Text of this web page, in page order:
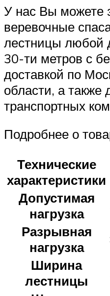
У нас Вы можете
веревочные
лестницы любой
30-ти метров с
доставкой по
области, а
транспортных
Подробнее о
Технические
характеристики
Допустимая
нагрузка
Разрывная
нагрузка
Ширина
лестницы